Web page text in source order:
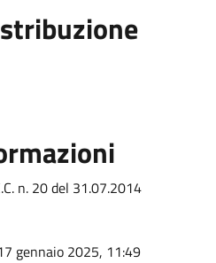
n. 20 del 31.07.2014
gennaio 2025, 11:49